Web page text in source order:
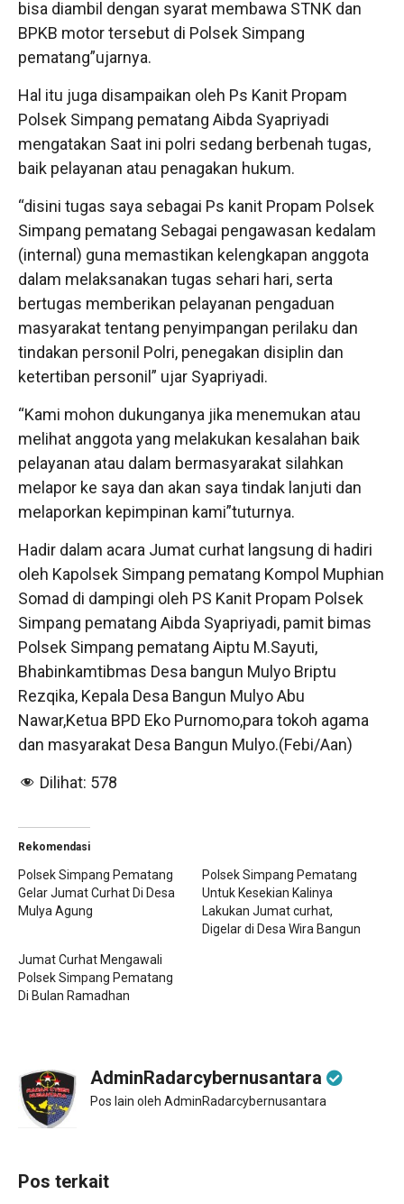
bisa diambil dengan syarat membawa STNK dan
BPKB motor tersebut di Polsek Simpang
pematang”ujarnya.
Hal itu juga disampaikan oleh Ps Kanit Propam
Polsek Simpang pematang Aibda Syapriyadi
mengatakan Saat ini polri sedang berbenah tugas,
baik pelayanan atau penagakan hukum.
“disini tugas saya sebagai Ps kanit Propam Polsek
Simpang pematang Sebagai pengawasan kedalam
(internal) guna memastikan kelengkapan anggota
dalam melaksanakan tugas sehari hari, serta
bertugas memberikan pelayanan pengaduan
masyarakat tentang penyimpangan perilaku dan
tindakan personil Polri, penegakan disiplin dan
ketertiban personil” ujar Syapriyadi.
“Kami mohon dukunganya jika menemukan atau
melihat anggota yang melakukan kesalahan baik
pelayanan atau dalam bermasyarakat silahkan
melapor ke saya dan akan saya tindak lanjuti dan
melaporkan kepimpinan kami”tuturnya.
Hadir dalam acara Jumat curhat langsung di hadiri
oleh Kapolsek Simpang pematang Kompol Muphian
Somad di dampingi oleh PS Kanit Propam Polsek
Simpang pematang Aibda Syapriyadi, pamit bimas
Polsek Simpang pematang Aiptu M.Sayuti,
Bhabinkamtibmas Desa bangun Mulyo Briptu
Rezqika, Kepala Desa Bangun Mulyo Abu
Nawar,Ketua BPD Eko Purnomo,para tokoh agama
dan masyarakat Desa Bangun Mulyo.(Febi/Aan)
Dilihat: 578
Rekomendasi
Polsek Simpang Pematang
Gelar Jumat Curhat Di Desa
Mulya Agung
Polsek Simpang Pematang
Untuk Kesekian Kalinya
Lakukan Jumat curhat,
Digelar di Desa Wira Bangun
Jumat Curhat Mengawali
Polsek Simpang Pematang
Di Bulan Ramadhan
AdminRadarcybernusantara
Pos lain oleh AdminRadarcybernusantara
Pos terkait